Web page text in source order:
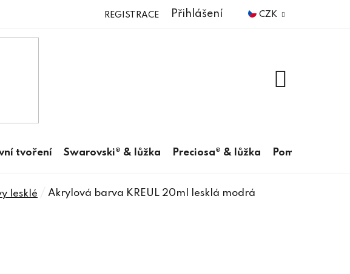
CZK
Přihlášení
REGISTRACE
tvoření Swarovski® & lůžka Preciosa® & lůžka Pomůcky
lesklé Akrylová barva KREUL 20ml lesklá modrá